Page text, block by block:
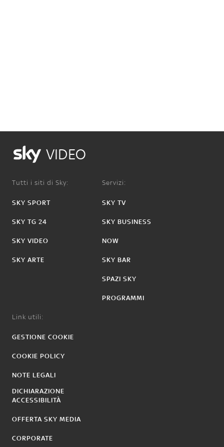
VIDEO
Tutti i siti di Sky:
SKY SPORT
SKY TG 24
SKY VIDEO
SKY ARTE
Servizi:
SKY TV
SKY BUSINESS
NOW
SKY BAR
SPAZI SKY
PROGRAMMI
Link utili:
GESTIONE COOKIE
COOKIE POLICY
NOTE LEGALI
DICHIARAZIONE
ACCESSIBILITÀ
OFFERTA SKY MEDIA
CORPORATE